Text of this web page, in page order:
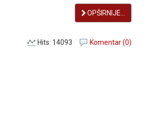
OPŠIRNIJE...
Komentar (0)
Hits: 14093